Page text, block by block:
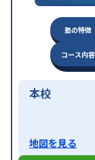
塾の特徴
コース内容
本校
地図を見る